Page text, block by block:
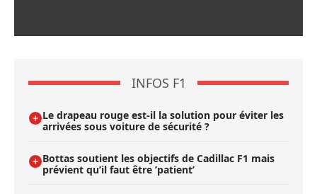
INFOS F1
Le drapeau rouge est-il la solution pour éviter les
arrivées sous voiture de sécurité ?
Bottas soutient les objectifs de Cadillac F1 mais
prévient qu’il faut être ’patient’